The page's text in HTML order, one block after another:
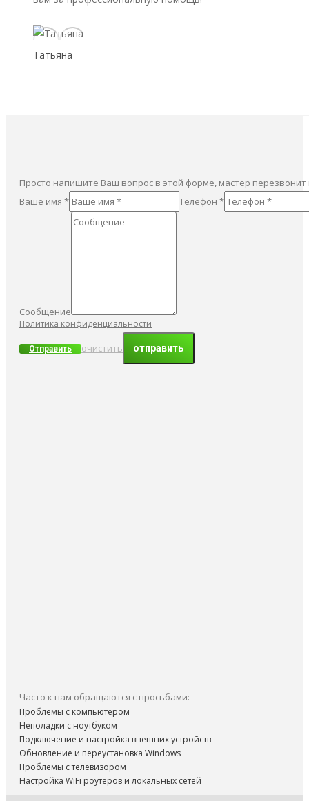
Татьяна
Просто напишите Ваш вопрос в этой форме, мастер
Ваше имя *
Телефон *
Сообщение
Политика конфиденциальности
Отправить очистить
Часто к нам обращаются с просьбами:
Проблемы с компьютером
Неполадки с ноутбуком
Подключение и настройка внешних устройств
Обновление и переустановка Windows
Проблемы с телевизором
Настройка WiFi роутеров и локальных сетей